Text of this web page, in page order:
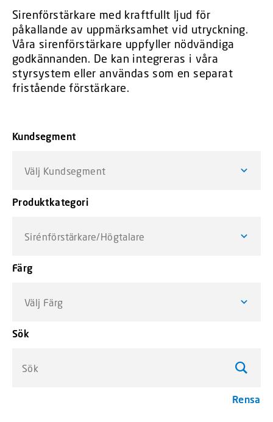
Sirenförstärkare med kraftfullt ljud för
påkallande av uppmärksamhet vid utryckning.
Våra sirenförstärkare uppfyller nödvändiga
godkännanden. De kan integreras i våra
styrsystem eller användas som en separat
fristående förstärkare.
Kundsegment
Välj Kundsegment
Produktkategori
Sirénförstärkare/Högtalare
Färg
Välj Färg
Sök
Rensa